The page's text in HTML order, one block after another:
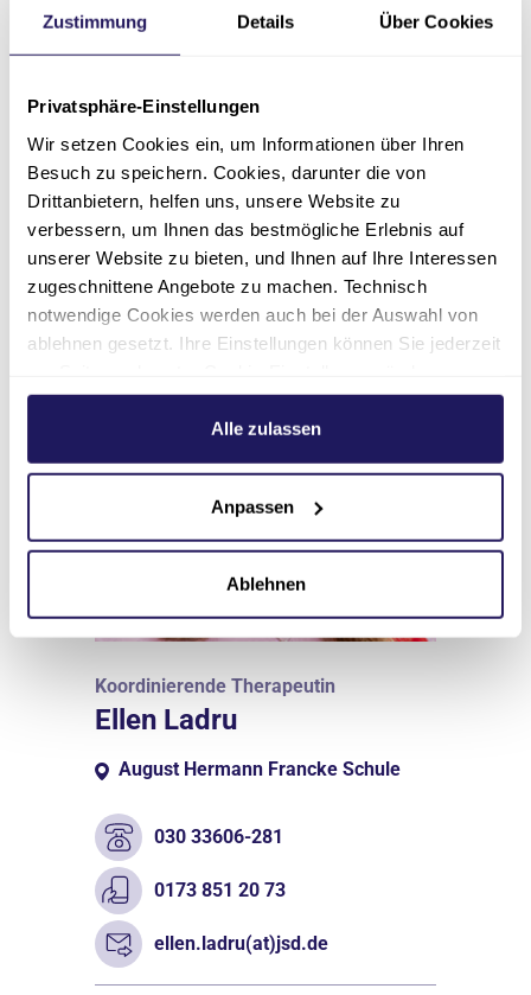
Zustimmung Details Über Cookies
Privatsphäre-Einstellungen
Wir setzen Cookies ein, um Informationen über Ihren
Besuch zu speichern. Cookies, darunter die von
Drittanbietern, helfen uns, unsere Website zu
verbessern, um Ihnen das bestmögliche Erlebnis auf
unserer Website zu bieten, und Ihnen auf Ihre Interessen
zugeschnittene Angebote zu machen. Technisch
notwendige Cookies werden auch bei der Auswahl von
ablehnen gesetzt. Ihre Einstellungen können Sie jederzeit
Weitere Informationen hierzu finden Sie in unserer
.
Alle zulassen
Anpassen
Ablehnen
030 33606-286
susanne.schulz(at)jsd.de
Koordinierende Therapeutin
Ellen Ladru
August Hermann Francke Schule
030 33606-281
0173 851 20 73
ellen.ladru(at)jsd.de